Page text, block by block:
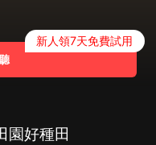
新人領7天免費試用
園好種田